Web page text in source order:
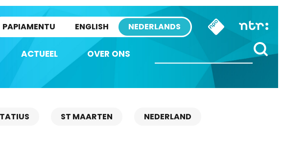
PAPIAMENTU ENGLISH NEDERLANDS
ACTUEEL OVER ONS
ST MAARTEN NEDERLAND